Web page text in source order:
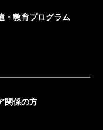
・教育プログラム
関係の方